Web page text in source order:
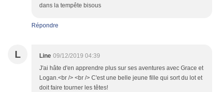
dans la tempête bisous
Répondre
L Line 09/12/2019 04:39
J'ai hâte d'en apprendre plus sur ses aventures avec Grace et
Logan.<br /> <br /> C'est une belle jeune fille qui sort du lot et
doit faire tourner les têtes!